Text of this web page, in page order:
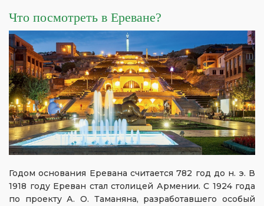
Что посмотреть в Ереване?
Годом основания Еревана считается 782 год до н. э. В
1918 году Ереван стал столицей Армении. С 1924 года
по проекту А. О. Таманяна, разработавшего особый